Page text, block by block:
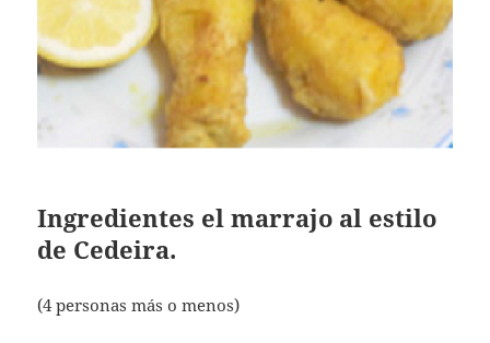
Ingredientes el marrajo al estilo
de Cedeira.
(4 personas más o menos)